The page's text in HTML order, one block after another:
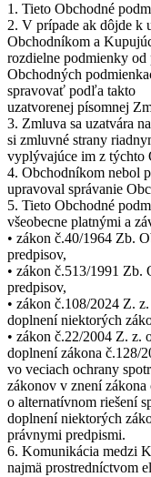
1. Tieto Obchodné
2. V prípade ak dôjde k
Obchodníkom a
rozdielne podmienky
Obchodných
spravovať podľa takto
uzatvorenej písomnej
3. Zmluva sa uzatvára
si zmluvné strany
vyplývajúce im z týchto
4. Obchodníkom nebol
upravoval správanie
5. Tieto Obchodné
všeobecne platnými a
• zákon č.40/1964 Zb.
predpisov,
• zákon č.513/1991 Zb.
predpisov,
• zákon č.108/2024 Z.
doplnení niektorých
• zákon č.22/2004 Z. z.
doplnení zákona č.128/
vo veciach ochrany
zákonov v znení
o alternatívnom riešení
doplnení niektorých
právnymi predpismi.
6. Komunikácia medzi
najmä prostredníctvom